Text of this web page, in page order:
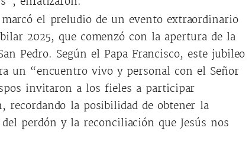
el preludio de un evento extraordinario
2025, que comenzó con la apertura de la
Pedro. Según el Papa Francisco, este jubileo
un “encuentro vivo y personal con el Señor
invitaron a los fieles a participar
recordando la posibilidad de obtener la
perdón y la reconciliación que Jesús nos